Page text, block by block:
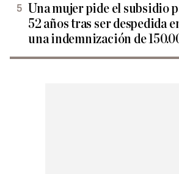
Una mujer pide el subsidio
52 años tras ser despedida
una indemnización de